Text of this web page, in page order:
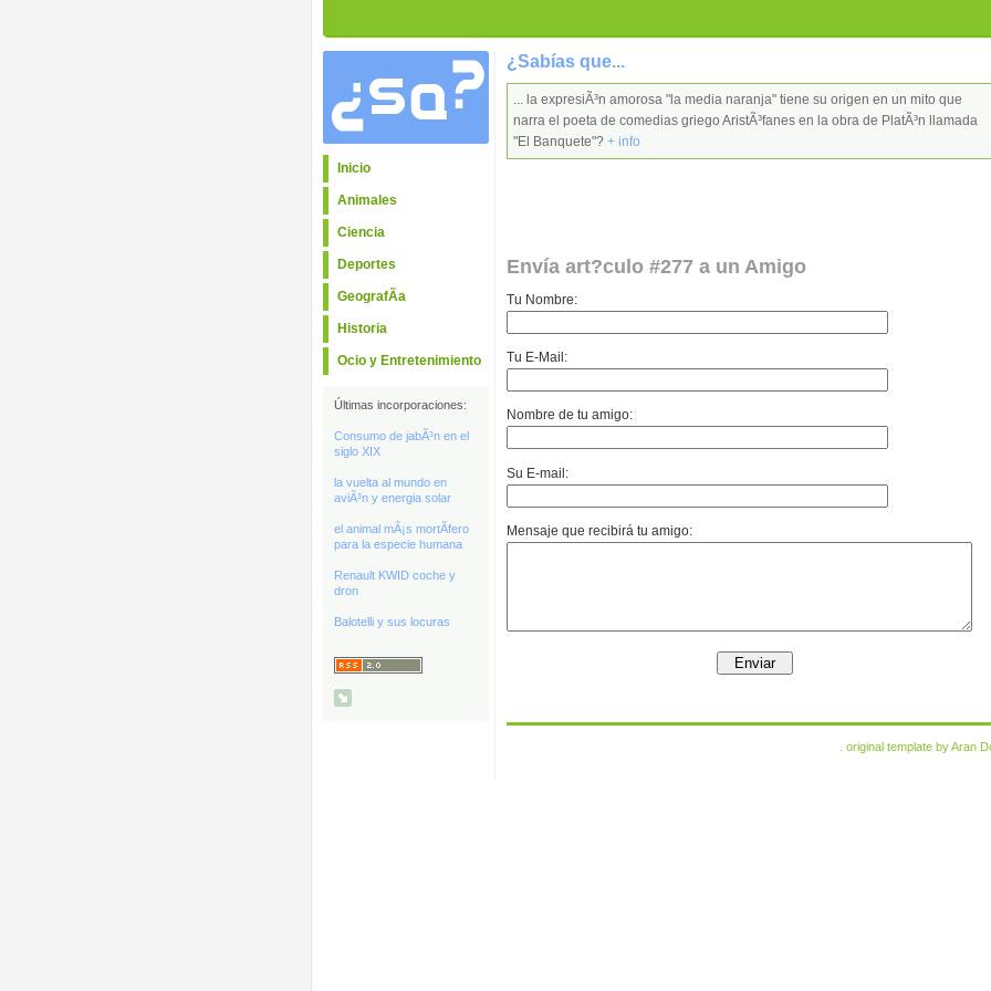
Inicio
Animales
Ciencia
Deportes
GeografÃ­a
Historia
Ocio y Entretenimiento
Últimas incorporaciones:
Consumo de jabÃ³n en el
siglo XIX
la vuelta al mundo en
aviÃ³n y energia solar
el animal mÃ¡s mortÃ­fero
para la especie humana
Renault KWID coche y
dron
Balotelli y sus locuras
¿Sabías que...
... la expresiÃ³n amorosa "la media naranja" tiene su origen en un mito que
narra el poeta de comedias griego AristÃ³fanes en la obra de PlatÃ³n llamada
"El Banquete"? + info
Envía art?culo #277 a un Amigo
Tu Nombre:
Tu E-Mail:
Nombre de tu amigo:
Su E-mail:
Mensaje que recibirá tu amigo:
. original template byAran